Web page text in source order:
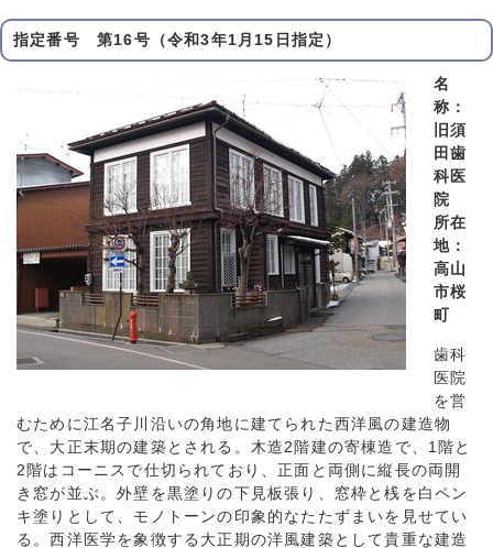
指定番号 第16号（令和3年1月15日指定）
名
称：
旧須
田歯
科医
院
所在
地：
高山
市桜
町
歯科
医院
を営
むために江名子川沿いの角地に建てられた西洋風の建造物
で、大正末期の建築とされる。木造2階建の寄棟造で、1階と
2階はコーニスで仕切られており、正面と両側に縦長の両開
き窓が並ぶ。外壁を黒塗りの下見板張り、窓枠と桟を白ペン
キ塗りとして、モノトーンの印象的なたたずまいを見せてい
る。西洋医学を象徴する大正期の洋風建築として貴重な建造